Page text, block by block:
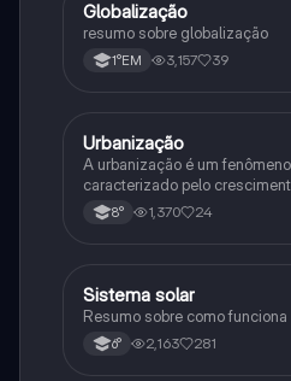
Geografia
Globalização
resumo sobre globalização
1°EM 3,157 39
Geografia
Urbanização
A urbanização é um
caracterizado pelo
e a expansão do urbano.
rural são suas principais
8° 1,370 24
Geografia
Sistema solar
Resumo sobre como
6° 2,163 281